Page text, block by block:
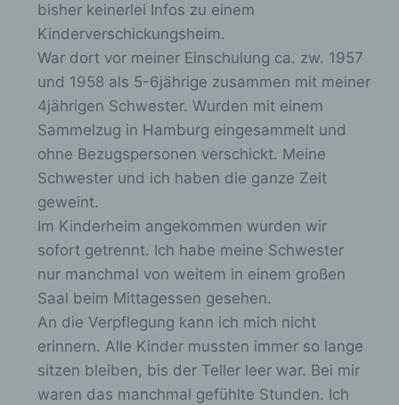
bisher keinerlei Infos zu einem
Kinderverschickungsheim.
War dort vor meiner Einschulung ca. zw. 1957
und 1958 als 5-6jährige zusammen mit meiner
4jährigen Schwester. Wurden mit einem
Sammelzug in Hamburg eingesammelt und
ohne Bezugspersonen verschickt. Meine
Schwester und ich haben die ganze Zeit
geweint.
Im Kinderheim angekommen wurden wir
sofort getrennt. Ich habe meine Schwester
nur manchmal von weitem in einem großen
Saal beim Mittagessen gesehen.
An die Verpflegung kann ich mich nicht
erinnern. Alle Kinder mussten immer so lange
sitzen bleiben, bis der Teller leer war. Bei mir
waren das manchmal gefühlte Stunden. Ich
o
b
Einschränkung der Verarbeitung ist die
Markierung gespeicherter
personenbezogener Daten mit dem Ziel, ihre
künftige Verarbeitung einzuschränken.
e) Profiling
Profiling ist jede Art der automatisierten
Verarbeitung personenbezogener Daten, die
darin besteht, dass diese
personenbezogenen Daten verwendet
werden, um bestimmte persönliche Aspekte,
die sich auf eine natürliche Person beziehen,
zu bewerten, insbesondere, um Aspekte
bezüglich Arbeitsleistung, wirtschaftlicher
Lage, Gesundheit, persönlicher Vorlieben,
Interessen, Zuverlässigkeit, Verhalten,
Aufenthaltsort oder Ortswechsel dieser
natürlichen Person zu analysieren oder
vorherzusagen.